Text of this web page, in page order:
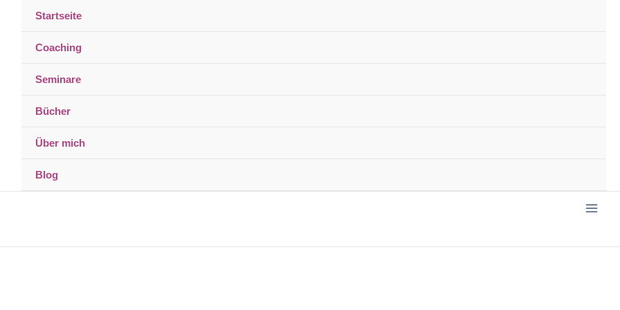
Startseite
Coaching
Seminare
Bücher
Über mich
Blog